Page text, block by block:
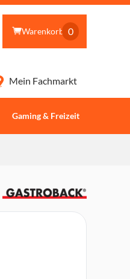
Warenkorb 0
Gaming & Freizeit
Mein Fachmarkt